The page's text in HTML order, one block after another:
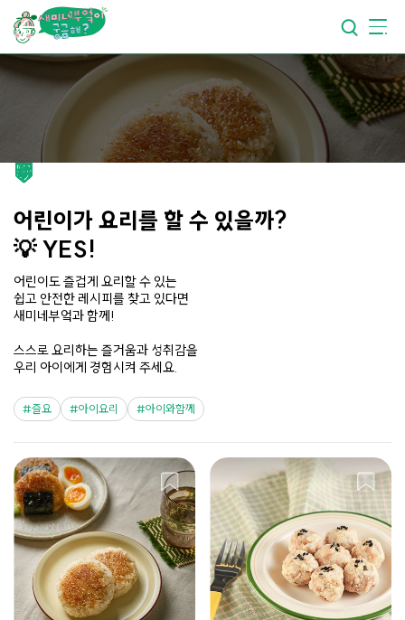
요리가건강해지는부엌
요리가쉬워지는부엌
어린이가 요리를 할 수 있을까?
💡 YES!
어린이도 즐겁게 요리할 수 있는
쉽고 안전한 레시피를 찾고 있다면
새미네부엌과 함께!
스스로 요리하는 즐거움과 성취감을
우리 아이에게 경험시켜 주세요.
즐요 아이요리 아이와함께